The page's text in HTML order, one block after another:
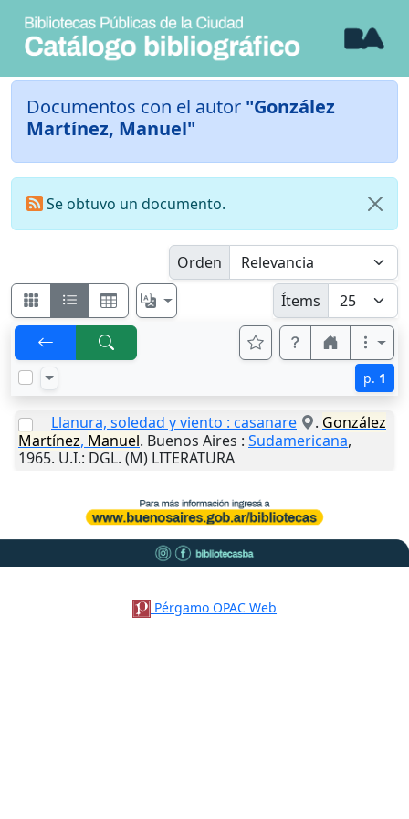
Documentos con el autor "González
Martínez, Manuel"
Se obtuvo un documento.
Orden
Ítems
p. 1
Llanura, soledad y viento : casanare . González
Martínez, Manuel. Buenos Aires : Sudamericana,
1965. U.I.: DGL. (M) LITERATURA
Pérgamo OPAC Web